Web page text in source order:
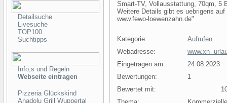
Detailsuche
Livesuche
TOP100
Suchtipps
Info,s und Regeln
Webseite eintragen
Pizzeria Glückskind
Anadolu Grill Wuppertal
Smart-TV, Vollausstattung, 70qm, 5
Weitere Details gibt es uebrigens auf
www.fewo-loewenzahn.de"
Kategorie:
Aufrufen
Webadresse:
www.xn--
Eingetragen am:
24.08.2023
Bewertungen:
1
Bewertet mit: